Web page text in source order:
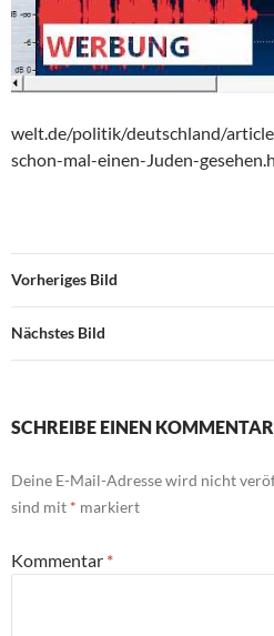
welt.de/politik/deutschland/
schon-mal-einen-Juden-
Vorheriges Bild
Nächstes Bild
SCHREIBE EINEN KOMMENTAR
Deine E-Mail-Adresse wird nicht
sind mit * markiert
Kommentar *